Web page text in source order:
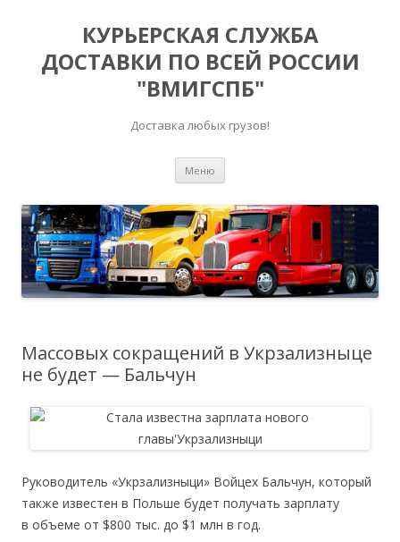
КУРЬЕРСКАЯ СЛУЖБА
ДОСТАВКИ ПО ВСЕЙ РОССИИ
"ВМИГСПБ"
Доставка любых грузов!
Меню
Массовых сокращений в Укрзализныце
не будет — Бальчун
Руководитель «Укрзализныци» Войцех Бальчун, который
также известен в Польше будет получать зарплату
в объеме от $800 тыс. до $1 млн в год.